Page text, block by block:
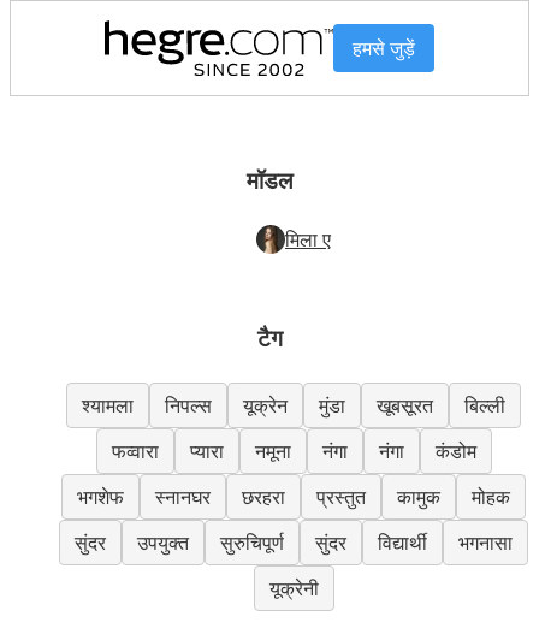
हमसे जुड़ें
मॉडल
मिला ए
टैग
श्यामला निपल्स यूक्रेन मुंडा खूबसूरत
बिल्ली
फव्वारा
प्यारा नमूना नंगा नंगा
कंडोम
भगशेफ
स्नानघर छरहरा प्रस्तुत कामुक
मोहक
सुंदर
उपयुक्त सुरुचिपूर्ण सुंदर विद्यार्थी
भगनासा
यूक्रेनी